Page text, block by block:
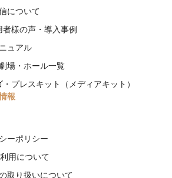
について
様の声・導入事例
ュアル
場・ホール一覧
プレスキット（メディアキット）
報
ーポリシー
用について
取り扱いについて